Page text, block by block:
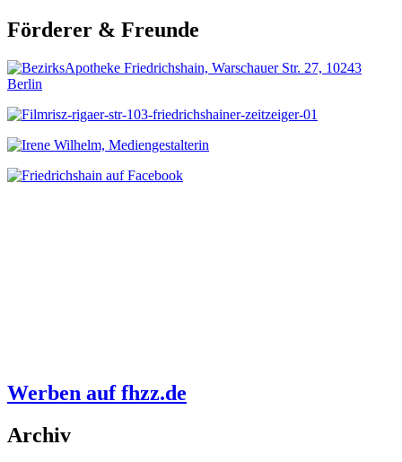
Förderer & Freunde
Werben auf fhzz.de
Archiv